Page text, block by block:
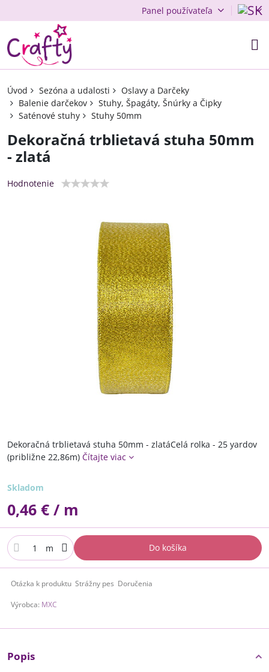
Panel používateľa
Úvod Sezóna a udalosti
Oslavy a Darčeky
Balenie darčekov
Stuhy, Špagáty, Šnúrky a Čipky
Saténové stuhy
Stuhy 50mm
Dekoračná trblietavá stuha 50mm
- zlatá
Hodnotenie
Dekoračná trblietavá stuha 50mm - zlatáCelá rolka - 25 yardov
(približne 22,86m) Čítajte viac
Skladom
0,46 €
m Do košíka
Otázka k produktu Strážny pes Doručenia
Výrobca: MXC
Popis